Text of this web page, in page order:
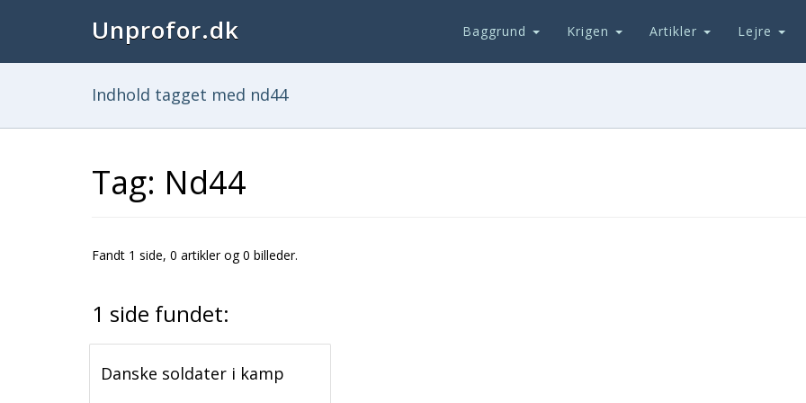
Unprofor.dk Baggrund Krigen Artikler Lejre
Indhold tagget med nd44
Tag: Nd44
Fandt 1 side, 0 artikler og 0 billeder.
1 side fundet:
Danske soldater i kamp